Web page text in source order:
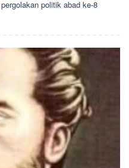
politik abad ke-8